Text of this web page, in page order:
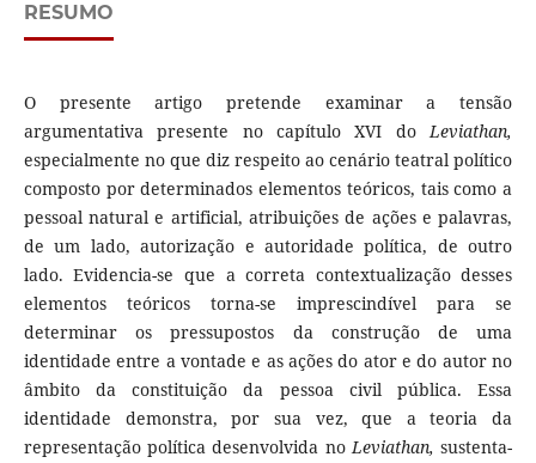
RESUMO
O presente artigo pretende examinar a tensão
argumentativa presente no capítulo XVI doLeviathan,
especialmente no que diz respeito ao cenário teatral político
composto por determinados elementos teóricos, tais como a
pessoal natural e artificial, atribuições de ações e palavras,
de um lado, autorização e autoridade política, de outro
lado. Evidencia-se que a correta contextualização desses
elementos teóricos torna-se imprescindível para se
determinar os pressupostos da construção de uma
identidade entre a vontade e as ações do ator e do autor no
âmbito da constituição da pessoa civil pública. Essa
identidade demonstra, por sua vez, que a teoria da
representação política desenvolvida noLeviathan, sustenta-